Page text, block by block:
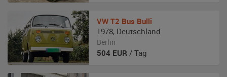
VW T2 Bus Bulli
1978, Deutschland
Berlin
504 EUR / Tag